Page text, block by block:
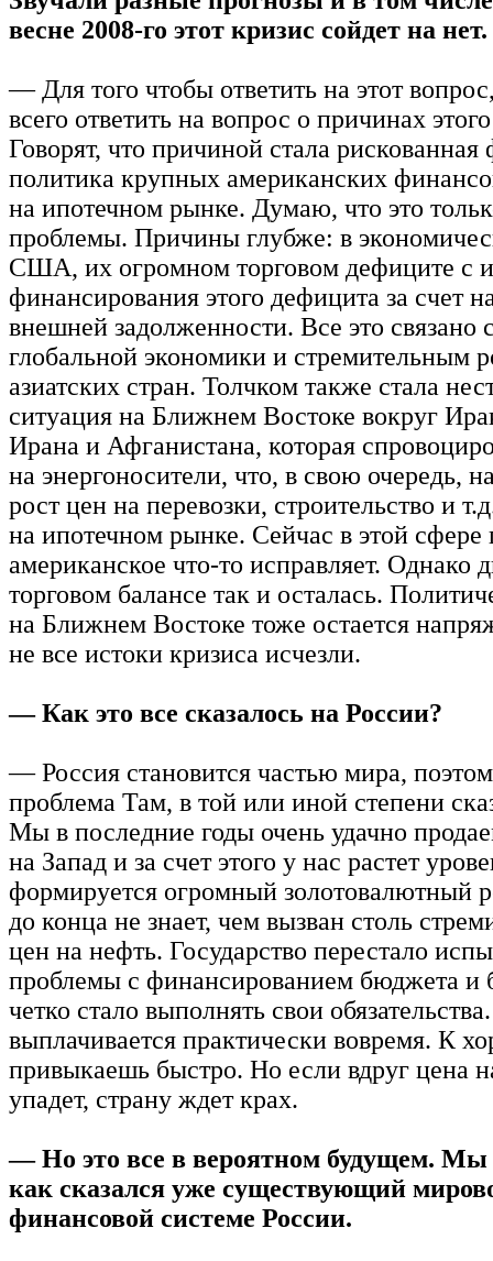
весне 2008-го этот кризис сойдет на
— Для того чтобы ответить на этот
всего ответить на вопрос о причинах
Говорят, что причиной стала рискованная
политика крупных американских
на ипотечном рынке. Думаю, что это
проблемы. Причины глубже: в
США, их огромном торговом дефиците с
финансирования этого дефицита за счет
внешней задолженности. Все это связано
глобальной экономики и стремительным
азиатских стран. Толчком также стала
ситуация на Ближнем Востоке вокруг
Ирана и Афганистана, которая
на энергоносители, что, в свою очередь,
рост цен на перевозки, строительство и
на ипотечном рынке. Сейчас в этой сфере
американское что-то исправляет. Однако
торговом балансе так и осталась.
на Ближнем Востоке тоже остается
не все истоки кризиса исчезли.
— Как это все сказалось на России?
— Россия становится частью мира,
проблема Там, в той или иной степени
Мы в последние годы очень удачно
на Запад и за счет этого у нас растет
формируется огромный золотовалютный
до конца не знает, чем вызван столь
цен на нефть. Государство перестало
проблемы с финансированием бюджета и
четко стало выполнять свои
выплачивается практически вовремя. К
привыкаешь быстро. Но если вдруг цена
упадет, страну ждет крах.
— Но это все в вероятном будущем. Мы
как сказался уже существующий
финансовой системе России.